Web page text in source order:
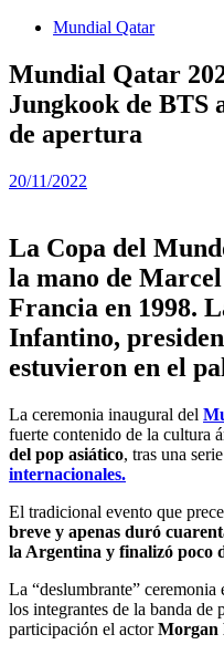
Mundial Qatar
Mundial Qatar
Jungkook de BTS
de apertura
20/11/2022
La Copa del
la mano de
Francia en 1998.
Infantino,
estuvieron en el
La ceremonia inaugural del
fuerte contenido de la cultura
del pop asiático, tras una
internacionales.
El tradicional evento que
breve y apenas duró
la Argentina y finalizó poco
La “deslumbrante” ceremonia
los integrantes de la banda
participación el actorMorgan